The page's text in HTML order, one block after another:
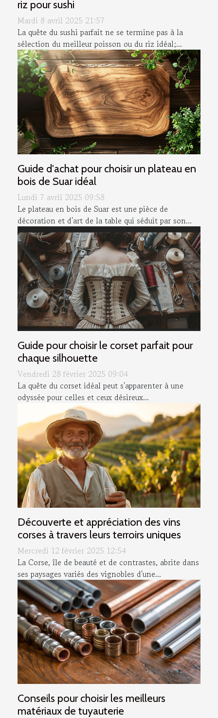
riz pour sushi
Mardi 8 avril 2025 21:57
La quête du sushi parfait ne se termine pas à la
sélection du meilleur poisson ou du riz idéal;...
Guide d'achat pour choisir un plateau en
bois de Suar idéal
Lundi 7 avril 2025 09:58
Le plateau en bois de Suar est une pièce de
décoration et d'art de la table qui séduit par son...
Guide pour choisir le corset parfait pour
chaque silhouette
Vendredi 28 février 2025 09:04
La quête du corset idéal peut s'apparenter à une
odyssée pour celles et ceux désireux...
Découverte et appréciation des vins
corses à travers leurs terroirs uniques
Mercredi 12 février 2025 12:54
La Corse, île de beauté et de contrastes, abrite dans
ses paysages variés des vignobles d'une...
Conseils pour choisir les meilleurs
matériaux de tuyauterie